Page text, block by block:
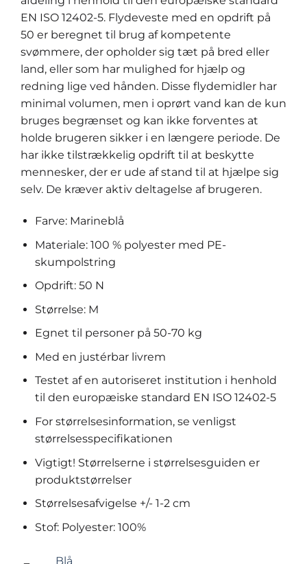
EN ISO 12402-5. Flydeveste med en opdrift på
50 er beregnet til brug af kompetente
svømmere, der opholder sig tæt på bred eller
land, eller som har mulighed for hjælp og
redning lige ved hånden. Disse flydemidler har
minimal volumen, men i oprørt vand kan de kun
bruges begrænset og kan ikke forventes at
holde brugeren sikker i en længere periode. De
har ikke tilstrækkelig opdrift til at beskytte
mennesker, der er ude af stand til at hjælpe sig
selv. De kræver aktiv deltagelse af brugeren.
Farve: Marineblå
Materiale: 100 % polyester med PE-
skumpolstring
Opdrift: 50 N
Størrelse: M
Egnet til personer på 50-70 kg
Med en justérbar livrem
Testet af en autoriseret institution i henhold
til den europæiske standard EN ISO 12402-5
For størrelsesinformation, se venligst
størrelsesspecifikationen
Vigtigt! Størrelserne i størrelsesguiden er
produktstørrelser
Størrelsesafvigelse +/- 1-2 cm
Stof: Polyester: 100%
Blå